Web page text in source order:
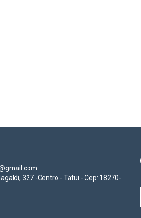
327 -Centro - Tatui - Cep: 18270-